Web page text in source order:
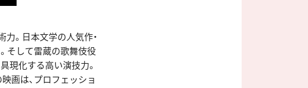
。日本文学の人気作・
そして雷蔵の歌舞伎役
現化する高い演技力。
画は、プロフェッショ